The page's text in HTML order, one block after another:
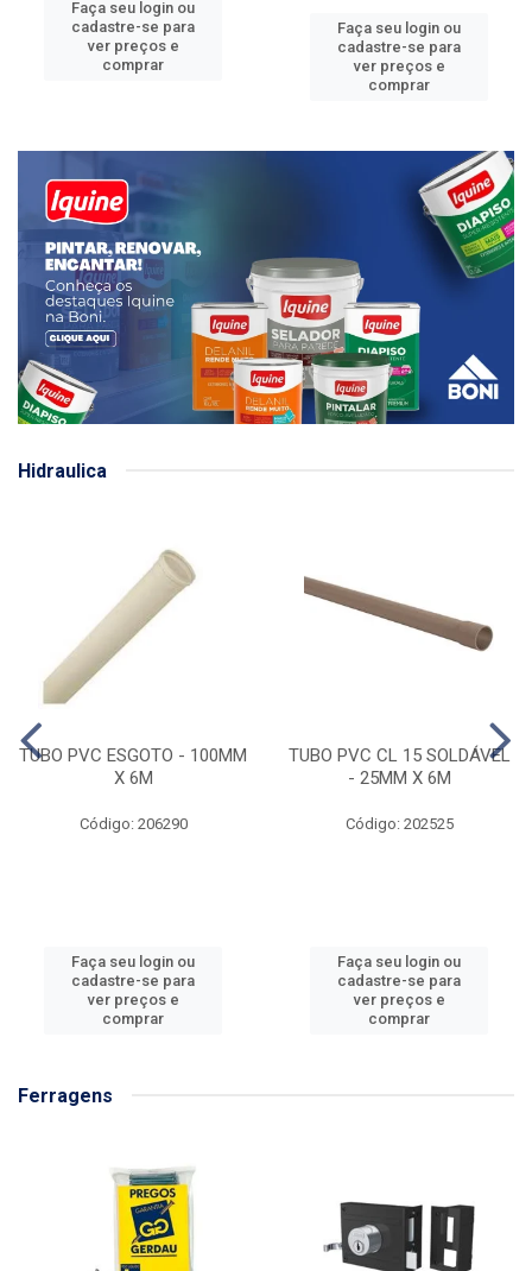
Faça seu login ou
cadastre-se para
ver preços e
comprar
Faça seu login ou
cadastre-se para
ver preços e
comprar
Hidraulica
TUBO PVC ESGOTO - 100MM
X 6M
Código: 206290
Faça seu login ou
cadastre-se para
ver preços e
comprar
TUBO PVC CL 15 SOLDÁVEL
- 25MM X 6M
Código: 202525
Faça seu login ou
cadastre-se para
ver preços e
comprar
Ferragens